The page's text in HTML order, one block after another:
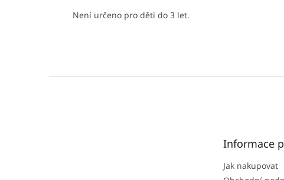
Není určeno pro děti do 3 let.
Informace
Jak nakupovat